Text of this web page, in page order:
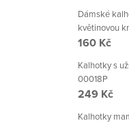
Dámské
květinovou
160 Kč
Kalhotky s
00018P
249 Kč
Kalhotky
🇨🇿 Česká značka